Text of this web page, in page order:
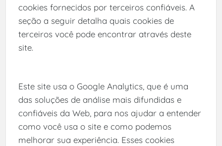
cookies fornecidos por terceiros confiáveis. A
seção a seguir detalha quais cookies de
terceiros você pode encontrar através deste
site.
Este site usa o Google Analytics, que é uma
das soluções de análise mais difundidas e
confiáveis ​​da Web, para nos ajudar a entender
como você usa o site e como podemos
melhorar sua experiência. Esses cookies